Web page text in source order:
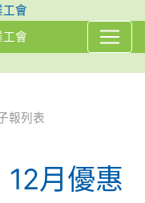
會
報列表
月優惠